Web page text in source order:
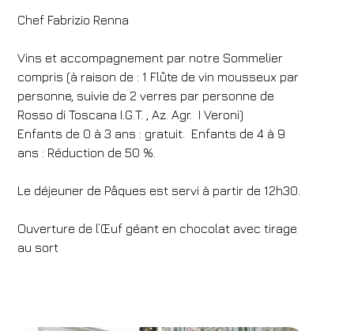
Chef Fabrizio Renna
Vins et accompagnement par notre Sommelier
compris (à raison de : 1 Flûte de vin mousseux par
personne, suivie de 2 verres par personne de
Rosso di Toscana I.G.T. , Az. Agr. I Veroni)
Enfants de 0 à 3 ans : gratuit. Enfants de 4 à 9
ans : Réduction de 50 %.
Le déjeuner de Pâques est servi à partir de 12h30.
Ouverture de l’Œuf géant en chocolat avec tirage
au sort